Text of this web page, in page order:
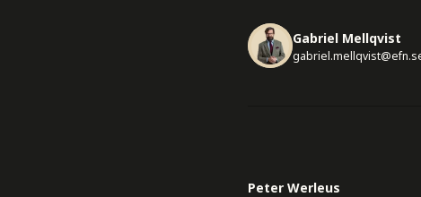
Gabriel Mellqvist
Peter Werleus